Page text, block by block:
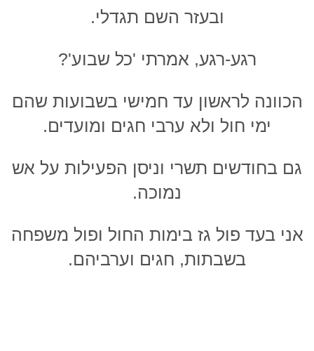
ובעזר השם תגדלי.
רגע-רגע, אמרתי 'כל שבוע'?
הכוונה לראשון עד חמישי בשבועות שהם
ימי חול ולא ערבי חגים ומועדים.
גם בחודשים תשרי וניסן הפעילות על אש
נמוכה.
אני בעד פול גז בימות החול ופול משפחה
בשבתות, חגים וערביהם.